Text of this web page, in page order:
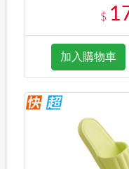
$
加入購物車